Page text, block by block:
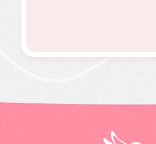
年